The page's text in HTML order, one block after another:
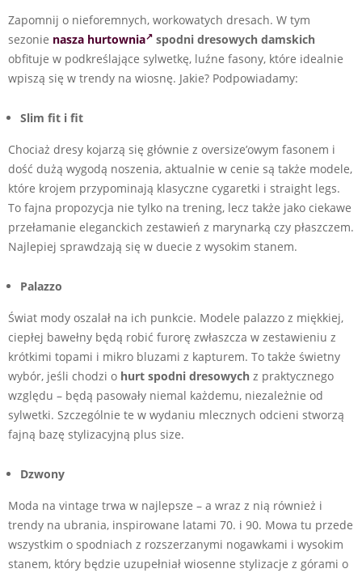
Zapomnij o nieforemnych, workowatych dresach. W tym
sezonie nasza hurtownia
spodni dresowych damskich
obfituje w podkreślające sylwetkę, luźne fasony, które idealnie
wpiszą się w trendy na wiosnę. Jakie? Podpowiadamy:
Slim fit i fit
Chociaż dresy kojarzą się głównie z oversize’owym fasonem i
dość dużą wygodą noszenia, aktualnie w cenie są także modele,
które krojem przypominają klasyczne cygaretki i straight legs.
To fajna propozycja nie tylko na trening, lecz także jako ciekawe
przełamanie eleganckich zestawień z marynarką czy płaszczem.
Najlepiej sprawdzają się w duecie z wysokim stanem.
Palazzo
Świat mody oszalał na ich punkcie. Modele palazzo z miękkiej,
ciepłej bawełny będą robić furorę zwłaszcza w zestawieniu z
krótkimi topami i mikro bluzami z kapturem. To także świetny
wybór, jeśli chodzi o hurt spodni dresowych z praktycznego
względu – będą pasowały niemal każdemu, niezależnie od
sylwetki. Szczególnie te w wydaniu mlecznych odcieni stworzą
fajną bazę stylizacyjną plus size.
Dzwony
Moda na vintage trwa w najlepsze – a wraz z nią również i
trendy na ubrania, inspirowane latami 70. i 90. Mowa tu przede
wszystkim o spodniach z rozszerzanymi nogawkami i wysokim
stanem, który będzie uzupełniał wiosenne stylizacje z górami o